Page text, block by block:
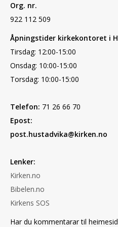
Org. nr.
922 112 509
Åpningstider kirkekontoret i
Tirsdag: 12:00-15:00
Onsdag: 10:00-15:00
Torsdag: 10:00-15:00
Telefon: 71 26 66 70
Epost:
post.hustadvika@kirken.no
Lenker:
Kirken.no
Bibelen.no
Kirkens SOS
Har du kommentarar til